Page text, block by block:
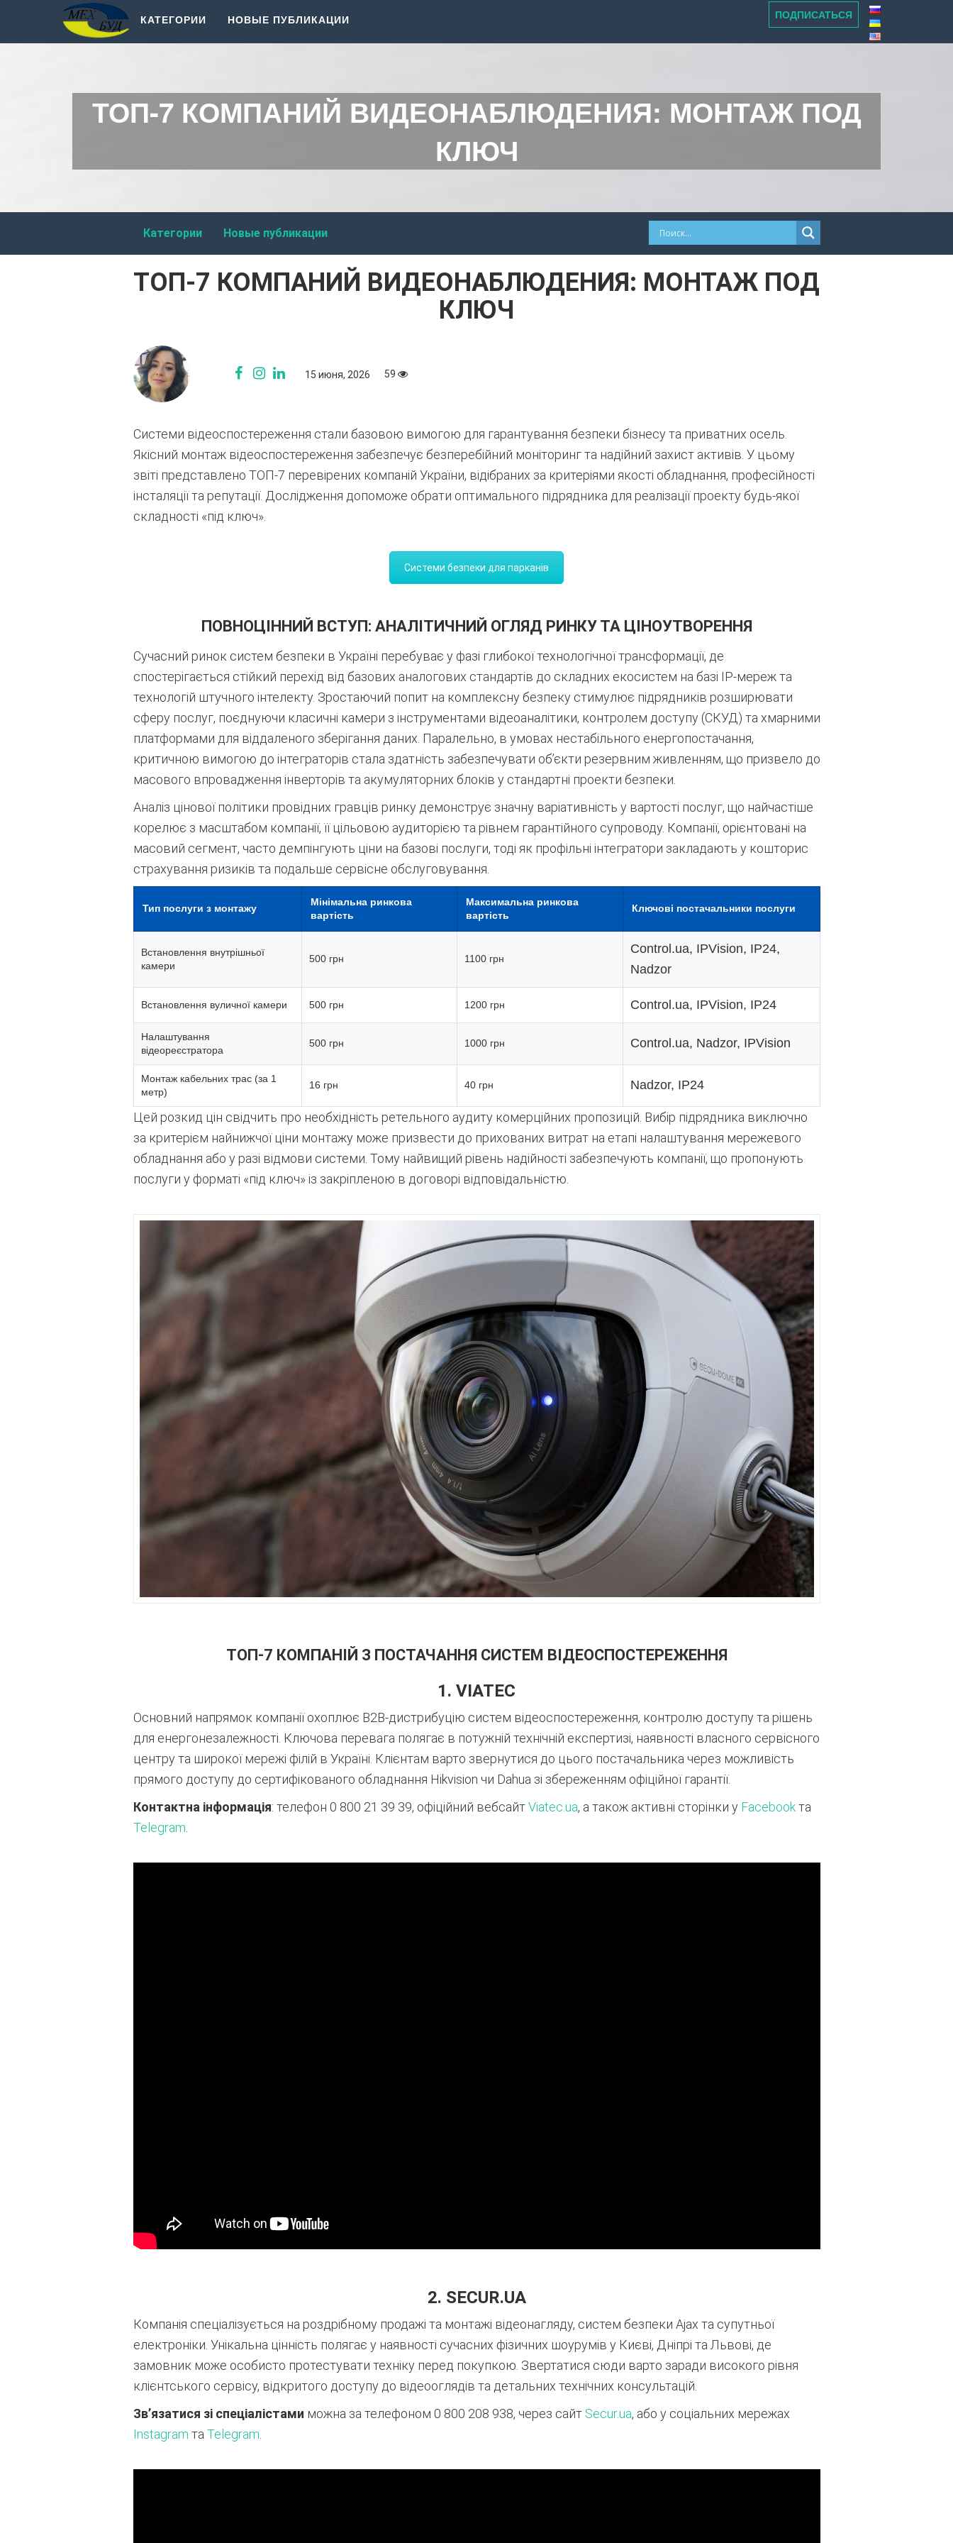
НОВЫЕ ПУБЛИКАЦИИ
КАТЕГОРИИ ПОДПИСАТЬСЯ
ТОП-7 КОМПАНИЙ ВИДЕОНАБЛЮДЕНИЯ: МОНТАЖ ПОД
КЛЮЧ
Новые публикации
Категории
ТОП-7 КОМПАНИЙ ВИДЕОНАБЛЮДЕНИЯ: МОНТАЖ ПОД
КЛЮЧ
15 июня, 2026 59
Системи відеоспостереження стали базовою вимогою для гарантування безпеки бізнесу та приватних осель.
Якісний монтаж відеоспостереження забезпечує безперебійний моніторинг та надійний захист активів. У цьому
звіті представлено ТОП-7 перевірених компаній України, відібраних за критеріями якості обладнання, професійності
інсталяції та репутації. Дослідження допоможе обрати оптимального підрядника для реалізації проекту будь-якої
складності «під ключ».
Системи безпеки для парканів
ПОВНОЦІННИЙ ВСТУП: АНАЛІТИЧНИЙ ОГЛЯД РИНКУ ТА ЦІНОУТВОРЕННЯ
Сучасний ринок систем безпеки в Україні перебуває у фазі глибокої технологічної трансформації, де
спостерігається стійкий перехід від базових аналогових стандартів до складних екосистем на базі IP-мереж та
технологій штучного інтелекту. Зростаючий попит на комплексну безпеку стимулює підрядників розширювати
сферу послуг, поєднуючи класичні камери з інструментами відеоаналітики, контролем доступу (СКУД) та хмарними
платформами для віддаленого зберігання даних . Паралельно, в умовах нестабільного енергопостачання,
критичною вимогою до інтеграторів стала здатність забезпечувати об’єкти резервним живленням, що призвело до
масового впровадження інверторів та акумуляторних блоків у стандартні проекти безпеки
Аналіз цінової політики провідних гравців ринку демонструє значну варіативність у вартості послуг, що найчастіше
корелює з масштабом компанії, її цільовою аудиторією та рівнем гарантійного супроводу. Компанії, орієнтовані на
масовий сегмент, часто демпінгують ціни на базові послуги, тоді як профільні інтегратори закладають у кошторис
страхування ризиків та подальше сервісне обслуговування.
Тип послуги з монтажу
Мінімальна ринкова
вартість
Максимальна ринкова
вартість
Ключові постачальники послуги
Встановлення внутрішньої
камери
500 грн 1100 грн
Control.ua, IPVision, IP24,
Nadzor
Встановлення вуличної камери 500 грн 1200 грн Control.ua, IPVision, IP24
Налаштування
відеореєстратора
500 грн 1000 грн Control.ua, Nadzor, IPVision
Монтаж кабельних трас (за 1
метр)
16 грн 40 грн Nadzor, IP24
Цей розкид цін свідчить про необхідність ретельного аудиту комерційних пропозицій. Вибір підрядника виключно
за критерієм найнижчої ціни монтажу може призвести до прихованих витрат на етапі налаштування мережевого
обладнання або у разі відмови системи. Тому найвищий рівень надійності забезпечують компанії, що пропонують
послуги у форматі «під ключ» із закріпленою в договорі відповідальністю
ТОП-7 КОМПАНІЙ З ПОСТАЧАННЯ СИСТЕМ ВІДЕОСПОСТЕРЕЖЕННЯ
1. VIATEC
Основний напрямок компанії охоплює B2B-дистрибуцію систем відеоспостереження, контролю доступу та рішень
для енергонезалежності . Ключова перевага полягає в потужній технічній експертизі, наявності власного сервісного
центру та широкої мережі філій в Україні . Клієнтам варто звернутися до цього постачальника через можливість
прямого доступу до сертифікованого обладнання Hikvision чи Dahua зі збереженням офіційної гарантії.
Контактна інформація: телефон 0 800 21 39 39, офіційний вебсайтViatec.ua, а також активні сторінки у Facebookта
Telegram
2. SECUR.UA
Компанія спеціалізується на роздрібному продажі та монтажі відеонагляду, систем безпеки Ajax та супутньої
електроніки . Унікальна цінність полягає у наявності сучасних фізичних шоурумів у Києві, Дніпрі та Львові, де
замовник може особисто протестувати техніку перед покупкою . Звертатися сюди варто заради високого рівня
клієнтського сервісу, відкритого доступу до відеооглядів та детальних технічних консультацій
Зв’язатися зі спеціалістами можна за телефоном 0 800 208 938, через сайт Secur.ua, або у соціальних мережах
Instagram та Telegram